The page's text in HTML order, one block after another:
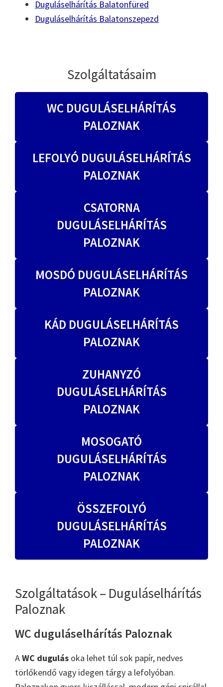
Duguláselhárítás Balatonfüred
Duguláselhárítás Balatonszepezd
Szolgáltatásaim
WC DUGULÁSELHÁRÍTÁS
PALOZNAK
LEFOLYÓ DUGULÁSELHÁRÍTÁS
PALOZNAK
CSATORNA
DUGULÁSELHÁRÍTÁS
PALOZNAK
MOSDÓ DUGULÁSELHÁRÍTÁS
PALOZNAK
KÁD DUGULÁSELHÁRÍTÁS
PALOZNAK
ZUHANYZÓ
DUGULÁSELHÁRÍTÁS
PALOZNAK
MOSOGATÓ
DUGULÁSELHÁRÍTÁS
PALOZNAK
ÖSSZEFOLYÓ
DUGULÁSELHÁRÍTÁS
PALOZNAK
Szolgáltatások – Duguláselhárítás
Paloznak
WC duguláselhárítás Paloznak
AWC dugulás oka lehet túl sok papír, nedves
törlőkendő vagy idegen tárgy a lefolyóban.